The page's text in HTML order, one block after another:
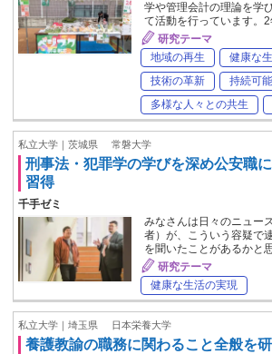
学や管理会計の理論を学
て活動を行っています。
研究テーマ
地域の再生
健康な
技術の革新
持続可
多様な人々との共生
私立大学｜茨城県 常磐大学
刑事法・犯罪学の学びを深め公安職
習得
千手ゼミ
みなさんは日々のニュー
者）が、こういう容疑で
を聞いたことがあるかと
研究テーマ
健康な生活の実現
私立大学｜埼玉県 日本栄養大学
養護教諭の職務に関わること全般を